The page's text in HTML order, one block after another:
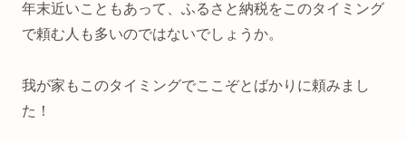
年末近いこともあって、ふるさと納税をこのタイミング
で頼む人も多いのではないでしょうか。
我が家もこのタイミングでここぞとばかりに頼みまし
た！